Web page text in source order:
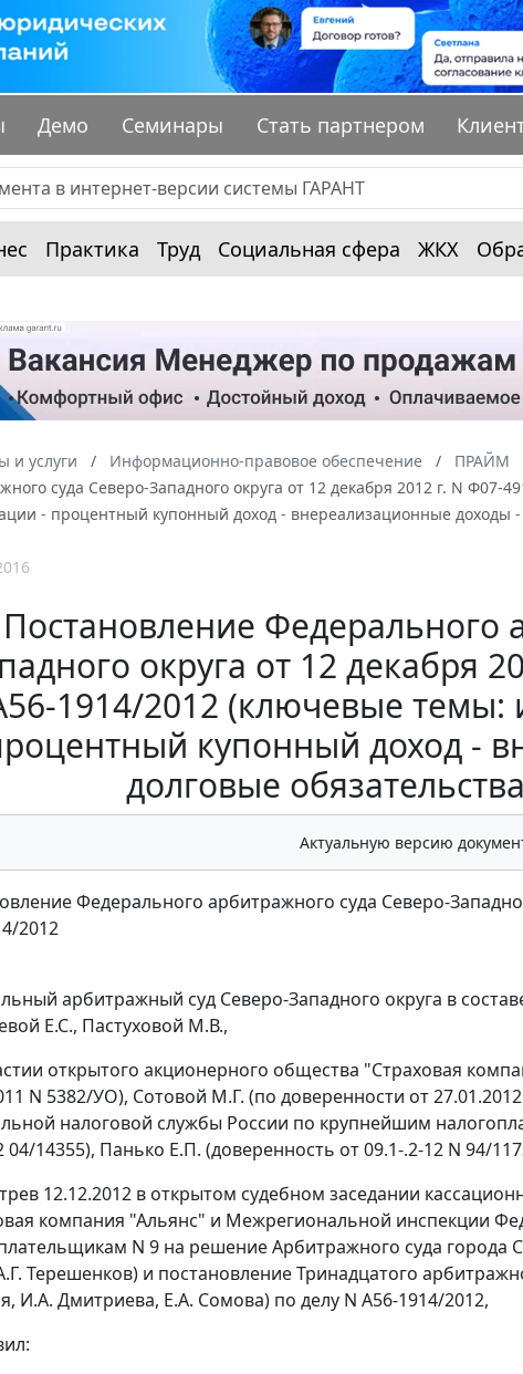
Демо Семинары Стать партнером
Практика Труд Социальная сфера ЖКХ
и услуги Информационно-правовое обеспечение ПРАЙМ
суда Северо-Западного округа от 12 декабря 2012 г. N
- процентный купонный доход - внереализационные доходы -
Постановление Федерального
округа от 12 декабря
1914/2012 (ключевые темы:
купонный доход -
долговые
Актуальную версию
Федерального арбитражного суда Северо-
2012
арбитражный суд Северо-Западного округа в
Е.С., Пастуховой М.В.,
открытого акционерного общества "Страховая
N 5382/УО), Сотовой М.Г. (по доверенности от
налоговой службы России по крупнейшим
04/14355), Панько Е.П. (доверенность от 09.1-.2-12 N 94/
12.12.2012 в открытом судебном заседании
компания "Альянс" и Межрегиональной инспекции
N 9 на решение Арбитражного суда города
Терешенков) и постановлениеТринадцатого
И.А. Дмитриева, Е.А. Сомова) по делу N А56-1914/2012,